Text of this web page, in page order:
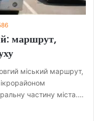
маршрут,
міський маршрут,
частину міста.…